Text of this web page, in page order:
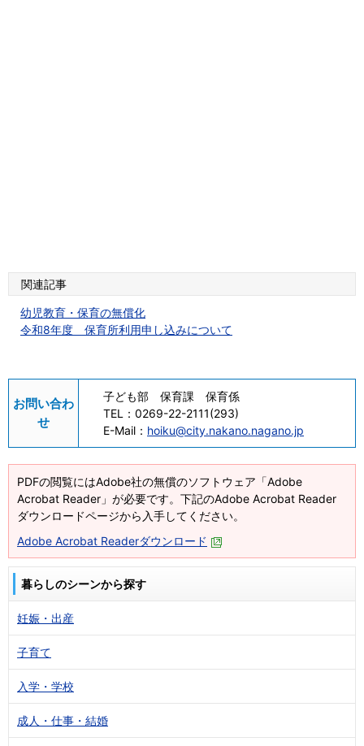
関連記事
幼児教育・保育の無償化
令和8年度 保育所利用申し込みについて
お問い合わ
せ
子ども部 保育課 保育係
TEL： 0269-22-2111(293)
E-Mail： hoiku@city.nakano.nagano.jp
PDFの閲覧にはAdobe社の無償のソフトウェア「Adobe
Acrobat Reader」が必要です。下記のAdobe Acrobat Reader
ダウンロードページから入手してください。
Adobe Acrobat Readerダウンロード
暮らしのシーンから探す
妊娠・出産
子育て
入学・学校
成人・仕事・結婚